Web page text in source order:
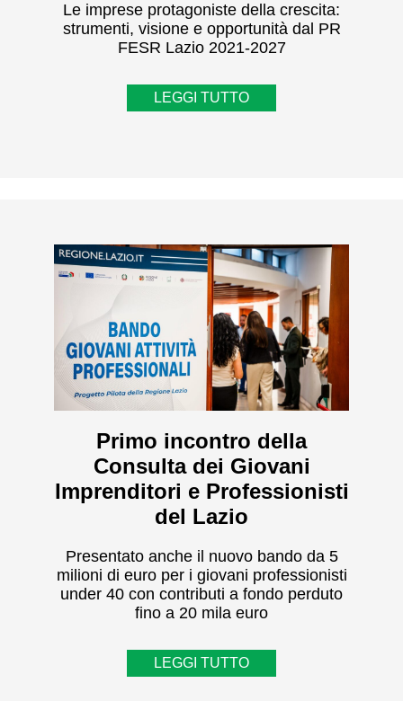
Le imprese protagoniste della crescita:
strumenti, visione e opportunità dal PR
FESR Lazio 2021-2027
LEGGI TUTTO
Primo incontro della
Consulta dei Giovani
Imprenditori e Professionisti
del Lazio
Presentato anche il nuovo bando da 5
milioni di euro per i giovani professionisti
under 40 con contributi a fondo perduto
fino a 20 mila euro
LEGGI TUTTO